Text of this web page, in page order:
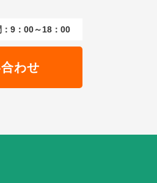
9：00～18：00
わせ